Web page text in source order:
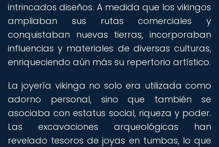
intrincados diseños. A medida que los vikingos
ampliaban sus rutas comerciales y
conquistaban nuevas tierras, incorporaban
influencias y materiales de diversas culturas,
enriqueciendo aún más su repertorio artístico.
La joyería vikinga no solo era utilizada como
adorno personal, sino que también se
asociaba con estatus social, riqueza y poder.
Las excavaciones arqueológicas han
revelado tesoros de joyas en tumbas, lo que